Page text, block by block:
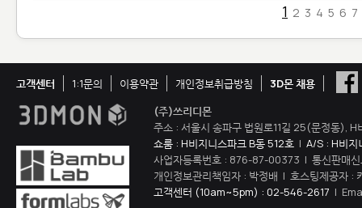
1 2 3 4 5 6 7
고객센터 1:1문의 이용약관 개인정보취급방침
3D몬 채용
(주)쓰리디몬
주소 : 서울시 송파구 법원로11길 25(문정동),
쇼룸 : H비지니스파크 B동 512호 | A/S : H비지
사업자등록번호 : 876-87-00373 | 통신판매
개인정보관리책임자 : 박정배 | 호스팅제공자 :
고객센터 (10am~5pm) : 02-546-2617 |